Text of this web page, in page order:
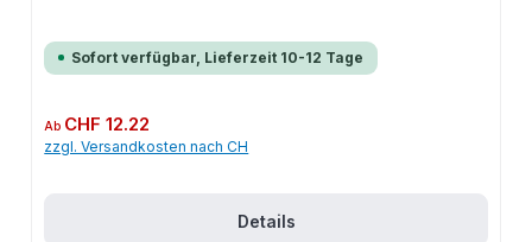
Sofort verfügbar, Lieferzeit 10-12 Tage
Regulärer Preis:
Ab CHF 12.22
zzgl. Versandkosten nach CH
Details